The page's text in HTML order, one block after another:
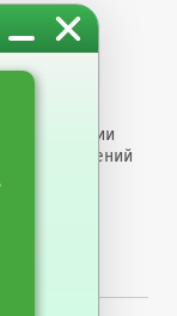
информации
вознаграждений